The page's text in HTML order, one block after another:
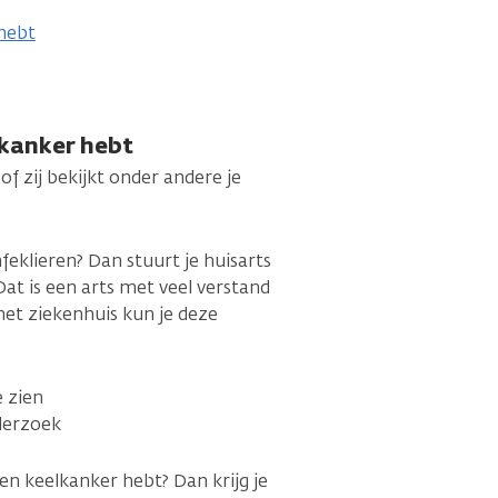
hebt
zij bekijkt onder andere je
Dan stuurt je huisarts
is een arts met veel verstand
ziekenhuis kun je deze
zien
keelkanker hebt? Dan krijg je